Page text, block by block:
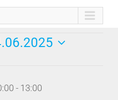
- 13:00